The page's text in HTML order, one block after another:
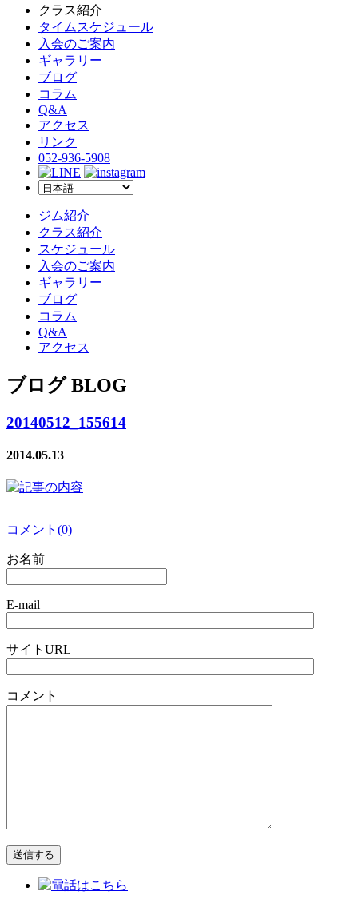
クラス紹介
タイムスケジュール
入会のご案内
ギャラリー
ブログ
コラム
Q&A
アクセス
リンク
052-936-5908
ジム紹介
クラス紹介
スケジュール
入会のご案内
ギャラリー
ブログ
コラム
Q&A
アクセス
ブログ BLOG
20140512_155614
2014.05.13
コメント(0)
お名前
E-mail
サイトURL
コメント